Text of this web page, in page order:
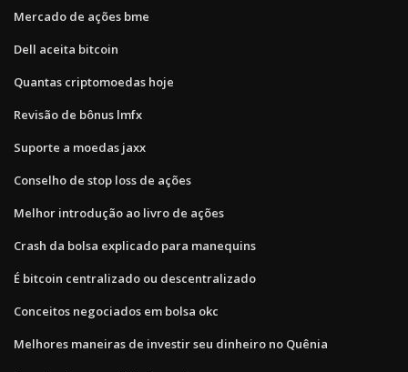
Mercado de ações bme
Dell aceita bitcoin
Quantas criptomoedas hoje
Revisão de bônus lmfx
Suporte a moedas jaxx
Conselho de stop loss de ações
Melhor introdução ao livro de ações
Crash da bolsa explicado para manequins
É bitcoin centralizado ou descentralizado
Conceitos negociados em bolsa okc
Melhores maneiras de investir seu dinheiro no Quênia